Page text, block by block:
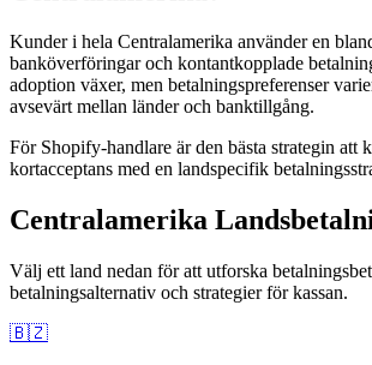
Kunder i hela Centralamerika använder en
banköverföringar och kontantkopplade
adoption växer, men betalningspreferenser
avsevärt mellan länder och banktillgång.
För Shopify-handlare är den bästa strategin att
kortacceptans med en landspecifik
Centralamerika
Välj ett land nedan för att utforska
betalningsalternativ och strategier för kassan.
🇧🇿